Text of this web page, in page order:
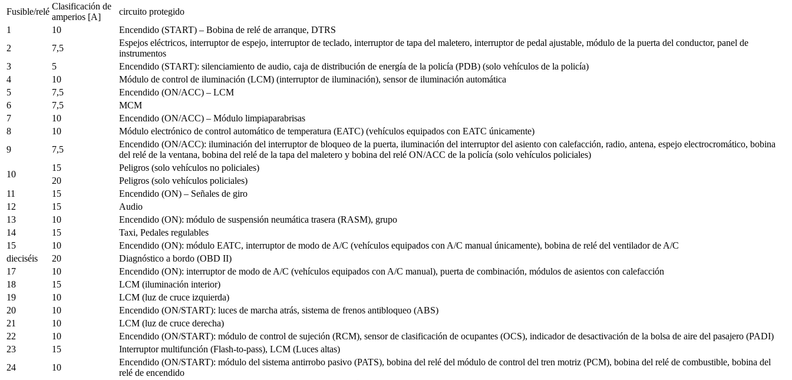
Fusible/relé
Clasificación de
amperios [A]
circuito protegido
1
10
Encendido (START) – Bobina de relé de arranque, DTRS
2
7,5
Espejos eléctricos, interruptor de espejo, interruptor de teclado, interruptor de tapa del maletero, interruptor de pedal ajustable, módulo de la puerta del conductor, panel de
instrumentos
3
5
Encendido (START): silenciamiento de audio, caja de distribución de energía de la policía (PDB) (solo vehículos de la policía)
4
10
Módulo de control de iluminación (LCM) (interruptor de iluminación), sensor de iluminación automática
5
7,5
Encendido (ON/ACC) – LCM
6
7,5
MCM
7
10
Encendido (ON/ACC) – Módulo limpiaparabrisas
8
10
Módulo electrónico de control automático de temperatura (EATC) (vehículos equipados con EATC únicamente)
9
7,5
Encendido (ON/ACC): iluminación del interruptor de bloqueo de la puerta, iluminación del interruptor del asiento con calefacción, radio, antena, espejo electrocromático, bobina
del relé de la ventana, bobina del relé de la tapa del maletero y bobina del relé ON/ACC de la policía (solo vehículos policiales)
10
15
Peligros (solo vehículos no policiales)
20
Peligros (solo vehículos policiales)
11
15
Encendido (ON) – Señales de giro
12
15
Audio
13
10
Encendido (ON): módulo de suspensión neumática trasera (RASM), grupo
14
15
Taxi, Pedales regulables
15
10
Encendido (ON): módulo EATC, interruptor de modo de A/C (vehículos equipados con A/C manual únicamente), bobina de relé del ventilador de A/C
dieciséis
20
Diagnóstico a bordo (OBD II)
17
10
Encendido (ON): interruptor de modo de A/C (vehículos equipados con A/C manual), puerta de combinación, módulos de asientos con calefacción
18
15
LCM (iluminación interior)
19
10
LCM (luz de cruce izquierda)
20
10
Encendido (ON/START): luces de marcha atrás, sistema de frenos antibloqueo (ABS)
21
10
LCM (luz de cruce derecha)
22
10
Encendido (ON/START): módulo de control de sujeción (RCM), sensor de clasificación de ocupantes (OCS), indicador de desactivación de la bolsa de aire del pasajero (PADI)
23
15
Interruptor multifunción (Flash-to-pass), LCM (Luces altas)
24
10
Encendido (ON/START): módulo del sistema antirrobo pasivo (PATS), bobina del relé del módulo de control del tren motriz (PCM), bobina del relé de combustible, bobina del
relé de encendido